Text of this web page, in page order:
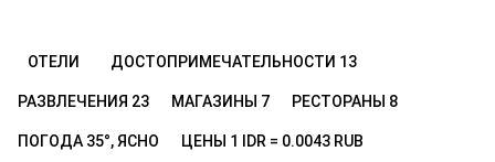
ОТЕЛИ ДОСТОПРИМЕЧАТЕЛЬНОСТИ 13
РАЗВЛЕЧЕНИЯ 23 МАГАЗИНЫ 7 РЕСТОРАНЫ 8
ПОГОДА 35°, ЯСНО ЦЕНЫ 1 IDR = 0.0043 RUB